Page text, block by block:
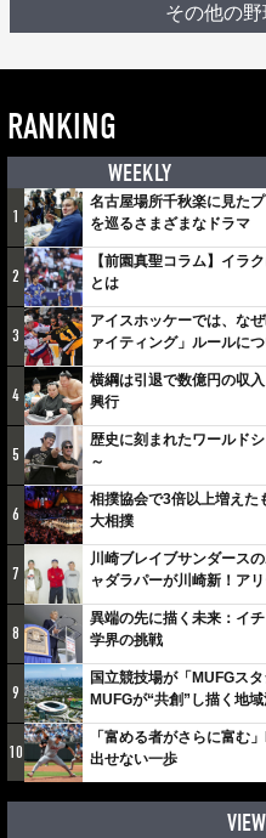
その他の
RANKING
WEEKLY
1
名古屋場所千秋楽に見た
を巡るさまざまなドラマ
2
【前園真聖コラム】イラ
とは
3
アイスホッケーでは、な
ァイティング」ルールに
4
横綱は引退で数億円の収
興行
5
歴史に刻まれたワールド
～
6
相撲協会で3倍以上増えた
大相撲
7
川崎ブレイブサンダース
ャダラパーが川崎新！ア
しみでしかないでしょ。
8
異端の先に描く未来：イ
学界の挑戦
9
国立競技場が「MUFGス
MUFGが“共創”し描く地
10
「富める者がさらに富む
出せない一歩